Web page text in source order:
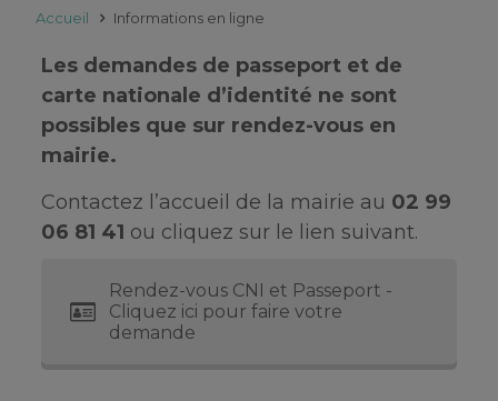
Accueil Informations en ligne
Les demandes de passeport et de
carte nationale d’identité ne sont
possibles que sur rendez-vous en
mairie.
Contactez l’accueil de la mairie au 02 99
06 81 41 ou cliquez sur le lien suivant.
Rendez-vous CNI et Passeport -
Cliquez ici pour faire votre
demande